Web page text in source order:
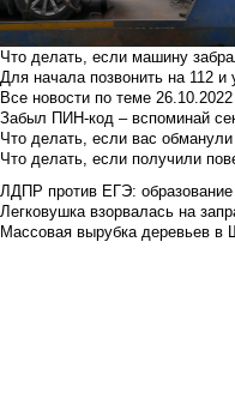
Что делать, если машину
Для начала позвонить на 112
Все новости по теме 26.10.2022
Забыл ПИН-код – вспоминай
Что делать, если вас
Что делать, если получили
ЛДПР против ЕГЭ: образование
Легковушка взорвалась на
Массовая вырубка деревьев в